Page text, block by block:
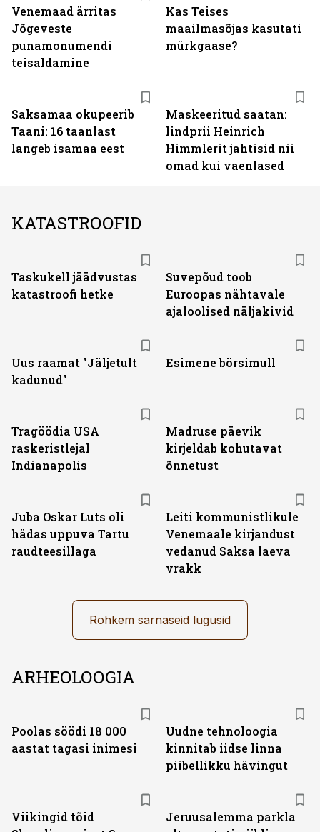
Venemaad ärritas
Jõgeveste
punamonumendi
teisaldamine
Kas Teises
maailmasõjas kasutati
mürkgaase?
Saksamaa okupeerib
Taani: 16 taanlast
langeb isamaa eest
Maskeeritud saatan:
lindprii Heinrich
Himmlerit jahtisid nii
omad kui vaenlased
KATASTROOFID
Taskukell jäädvustas
katastroofi hetke
Suvepõud toob
Euroopas nähtavale
ajaloolised näljakivid
Uus raamat "Jäljetult
kadunud"
Esimene börsimull
Tragöödia USA
raskeristlejal
Indianapolis
Madruse päevik
kirjeldab kohutavat
õnnetust
Juba Oskar Luts oli
hädas uppuva Tartu
raudteesillaga
Leiti kommunistlikule
Venemaale kirjandust
vedanud Saksa laeva
vrakk
Rohkem sarnaseid lugusid
ARHEOLOOGIA
Poolas söödi 18 000
aastat tagasi inimesi
Uudne tehnoloogia
kinnitab iidse linna
piibellikku hävingut
Viikingid tõid
Jeruusalemma parkla